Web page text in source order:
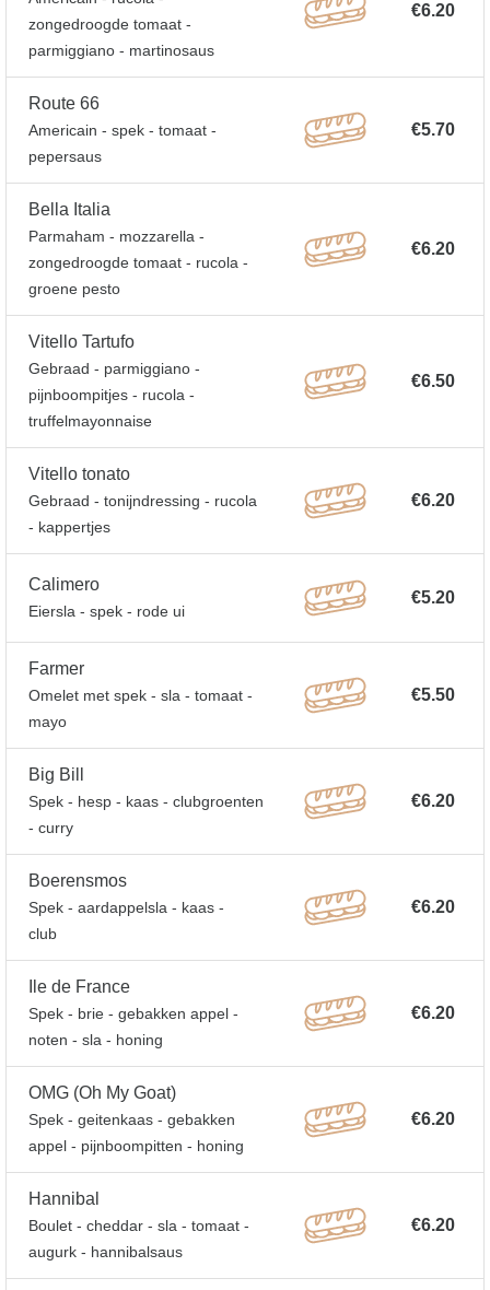
zongedroogde tomaat -
parmiggiano - martinosaus
€6.20
Route 66
Americain - spek - tomaat -
pepersaus
€5.70
Bella Italia
Parmaham - mozzarella -
zongedroogde tomaat - rucola -
groene pesto
€6.20
Vitello Tartufo
Gebraad - parmiggiano -
pijnboompitjes - rucola -
truffelmayonnaise
€6.50
Vitello tonato
Gebraad - tonijndressing - rucola
- kappertjes
€6.20
Calimero
Eiersla - spek - rode ui
€5.20
Farmer
Omelet met spek - sla - tomaat -
mayo
€5.50
Big Bill
Spek - hesp - kaas - clubgroenten
- curry
€6.20
Boerensmos
Spek - aardappelsla - kaas -
club
€6.20
Ile de France
Spek - brie - gebakken appel -
noten - sla - honing
€6.20
OMG (Oh My Goat)
Spek - geitenkaas - gebakken
appel - pijnboompitten - honing
€6.20
Hannibal
Boulet - cheddar - sla - tomaat -
augurk - hannibalsaus
€6.20